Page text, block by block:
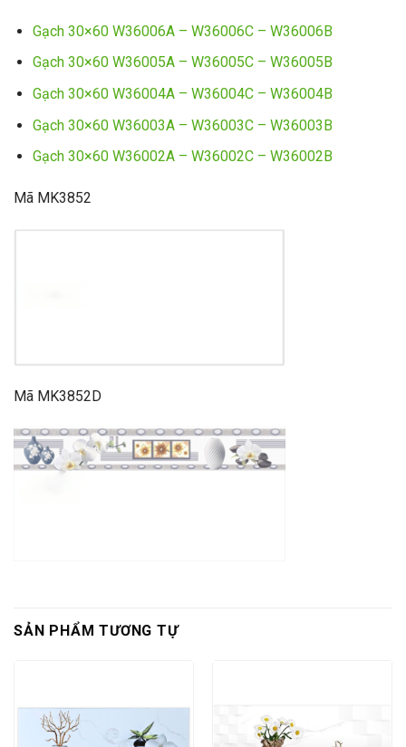
Gạch 30×60 W36006A – W36006C – W36006B
Gạch 30×60 W36005A – W36005C – W36005B
Gạch 30×60 W36004A – W36004C – W36004B
Gạch 30×60 W36003A – W36003C – W36003B
Gạch 30×60 W36002A – W36002C – W36002B
Mã MK3852
Mã MK3852D
SẢN PHẨM TƯƠNG TỰ